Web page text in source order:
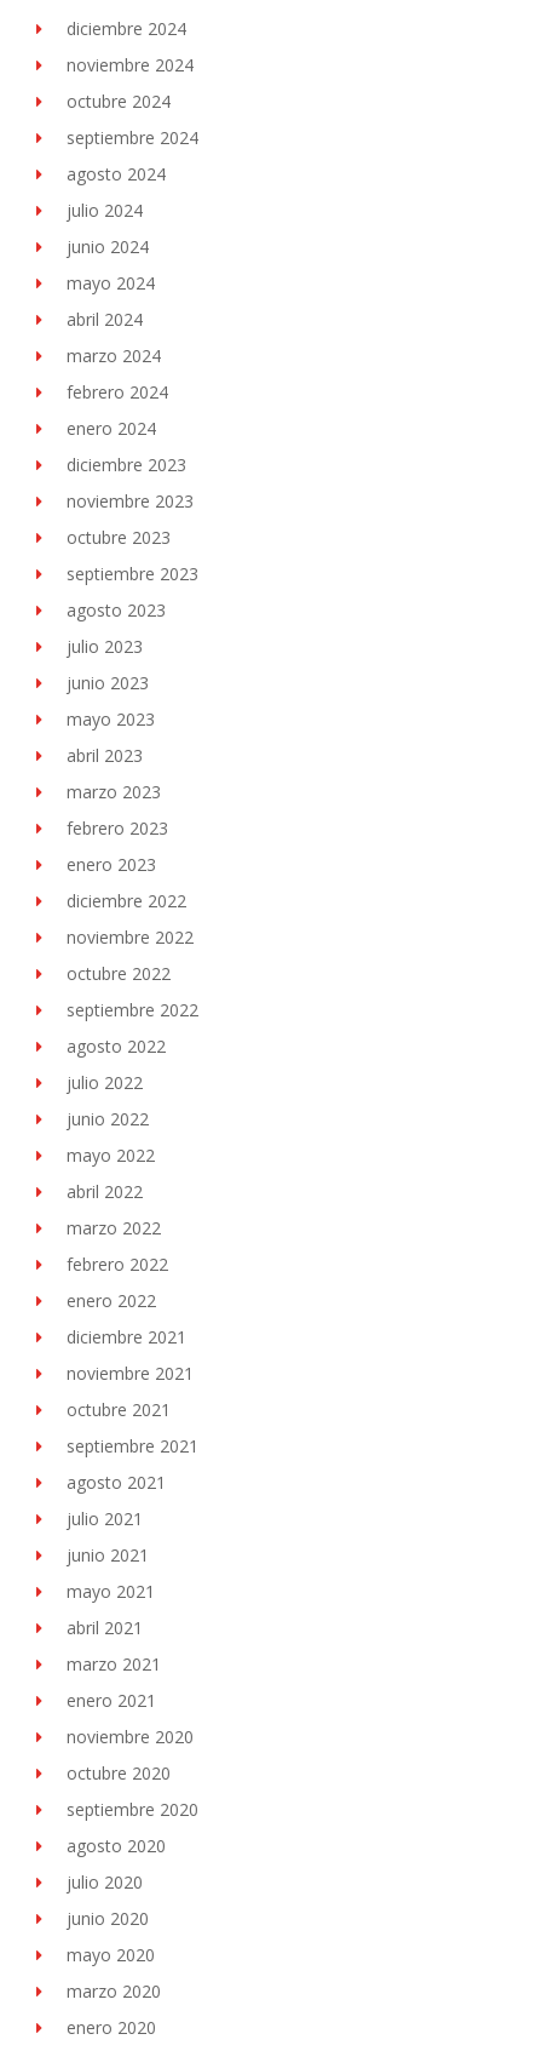
diciembre 2024
noviembre 2024
octubre 2024
septiembre 2024
agosto 2024
julio 2024
junio 2024
mayo 2024
abril 2024
marzo 2024
febrero 2024
enero 2024
diciembre 2023
noviembre 2023
octubre 2023
septiembre 2023
agosto 2023
julio 2023
junio 2023
mayo 2023
abril 2023
marzo 2023
febrero 2023
enero 2023
diciembre 2022
noviembre 2022
octubre 2022
septiembre 2022
agosto 2022
julio 2022
junio 2022
mayo 2022
abril 2022
marzo 2022
febrero 2022
enero 2022
diciembre 2021
noviembre 2021
octubre 2021
septiembre 2021
agosto 2021
julio 2021
junio 2021
mayo 2021
abril 2021
marzo 2021
enero 2021
noviembre 2020
octubre 2020
septiembre 2020
agosto 2020
julio 2020
junio 2020
mayo 2020
marzo 2020
enero 2020